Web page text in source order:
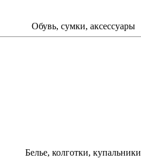
Обувь, сумки, аксессуары
Белье, колготки, купальники